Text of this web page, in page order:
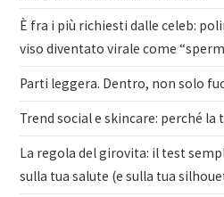
È fra i più richiesti dalle celeb:
viso diventato virale come
Parti leggera. Dentro, non solo
Trend social e skincare: perché
La regola del girovita: il test
sulla tua salute (e sulla tua